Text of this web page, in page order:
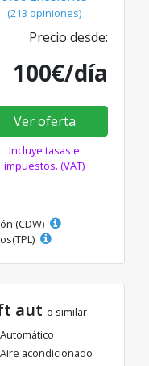
(213 opiniones)
Precio desde:
100€/día
Ver oferta
Incluye tasas e
impuestos. (VAT)
(CDW)
aut o similar
Automático
Aire acondicionado